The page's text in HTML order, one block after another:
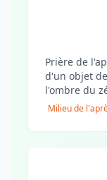
Prière de
d'un objet
l'ombre du
Milieu de